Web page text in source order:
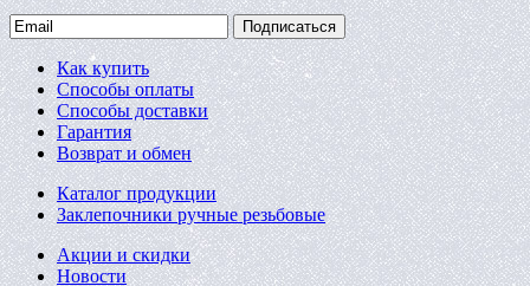
Подписаться
Как купить
Способы оплаты
Способы доставки
Гарантия
Возврат и обмен
Каталог продукции
Заклепочники ручные резьбовые
Акции и скидки
Новости